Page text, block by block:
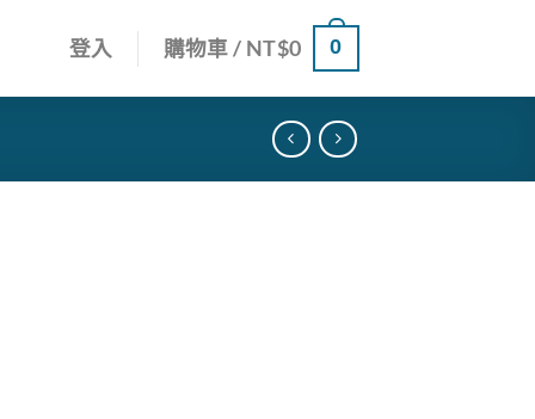
登入 購物車 / NT$0 0